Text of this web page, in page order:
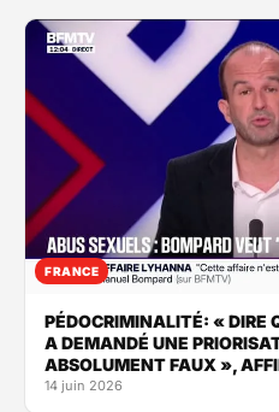
FRANCE
PÉDOCRIMINALITÉ: « DIRE
A DEMANDÉ UNE
ABSOLUMENT FAUX »,
14 juin 2026